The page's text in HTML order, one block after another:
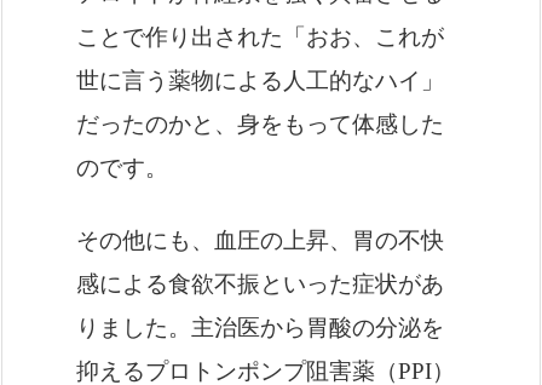
ことで作り出された「おお、これが
世に言う薬物による人工的なハイ」
だったのかと、身をもって体感した
のです。
その他にも、血圧の上昇、胃の不快
感による食欲不振といった症状があ
りました。主治医から胃酸の分泌を
抑えるプロトンポンプ阻害薬（PPI）